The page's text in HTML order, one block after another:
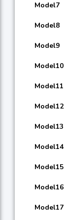
Model7
Model8
Model9
Model10
Model11
Model12
Model13
Model14
Model15
Model16
Model17